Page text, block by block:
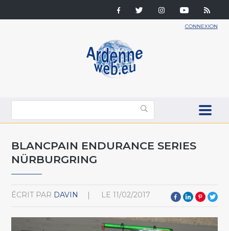
CONNEXION
BLANCPAIN ENDURANCE SERIES
NÜRBURGRING
ÉCRIT PAR DAVIN LE 11/02/2017